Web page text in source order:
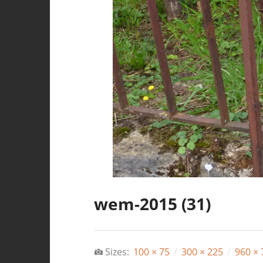
wem-2015 (31)
Sizes: 100 × 75 / 300 × 225 / 960 ×